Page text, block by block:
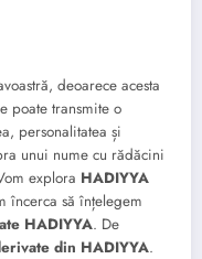
deoarece acesta
poate transmite o
personalitatea și
unui nume cu rădăcini
explora HADIYYA
încerca să înțelegem
HADIYYA. De
din HADIYYA.